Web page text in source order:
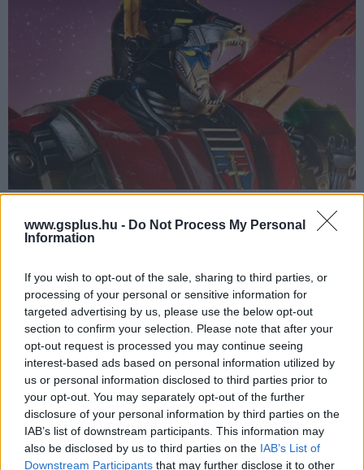
www.gsplus.hu - Do Not Process My Personal
Information
If you wish to opt-out of the sale, sharing to third parties, or
processing of your personal or sensitive information for
targeted advertising by us, please use the below opt-out
section to confirm your selection. Please note that after your
opt-out request is processed you may continue seeing
interest-based ads based on personal information utilized by
us or personal information disclosed to third parties prior to
your opt-out. You may separately opt-out of the further
disclosure of your personal information by third parties on the
IAB’s list of downstream participants. This information may
also be disclosed by us to third parties on the IAB’s List of
Downstream Participants that may further disclose it to other
A film útja eddig sem volt egyszerű. A Voltron
élőszereplős feldolgozása különböző formákban már
megfordult, mielőtt az Amazon MGM megszerezte
volna. A forgatás 2024 végén indult Ausztráliában, és
2025 májusában fejeződött be , vagyis a produkció már
jó ideje az utómunka szakaszában járhat. Az Amazon
egyelőre nem mutatott rendes előzetest vagy hosszabb
jelenetet a filmből, ami csak tovább növeli a
bizonytalanságot. Lehet, hogy a stúdió egyszerűen a
Prime Video egyik nagy 2027-es dobásának szánja, de
az is elképzelhető, hogy a költséges, erősen effektalapú
adaptációnál biztonságosabbnak látja a streaminges